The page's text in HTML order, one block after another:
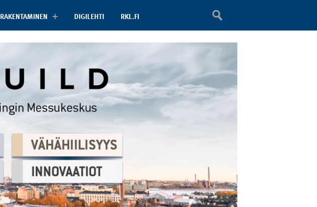
RAKENTAMINEN DIGILEHTI RKL.FI